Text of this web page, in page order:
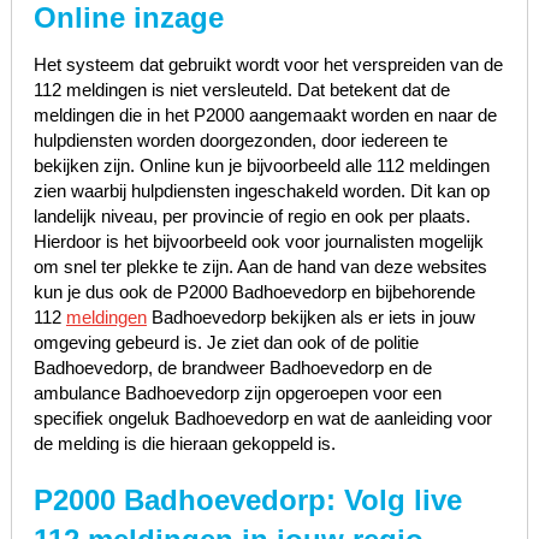
Online inzage
Het systeem dat gebruikt wordt voor het verspreiden van de
112 meldingen is niet versleuteld. Dat betekent dat de
meldingen die in het P2000 aangemaakt worden en naar de
hulpdiensten worden doorgezonden, door iedereen te
bekijken zijn. Online kun je bijvoorbeeld alle 112 meldingen
zien waarbij hulpdiensten ingeschakeld worden. Dit kan op
landelijk niveau, per provincie of regio en ook per plaats.
Hierdoor is het bijvoorbeeld ook voor journalisten mogelijk
om snel ter plekke te zijn. Aan de hand van deze websites
kun je dus ook de P2000 Badhoevedorp en bijbehorende
112 meldingenBadhoevedorp bekijken als er iets in jouw
omgeving gebeurd is. Je ziet dan ook of de politie
Badhoevedorp, de brandweer Badhoevedorp en de
ambulance Badhoevedorp zijn opgeroepen voor een
specifiek ongeluk Badhoevedorp en wat de aanleiding voor
de melding is die hieraan gekoppeld is.
P2000 Badhoevedorp: Volg live